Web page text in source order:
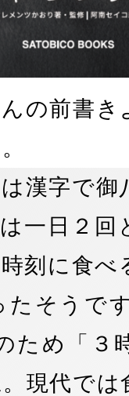
の前書き
漢字で
一日２回
刻に食べ
たそうで
ため「３
現代で